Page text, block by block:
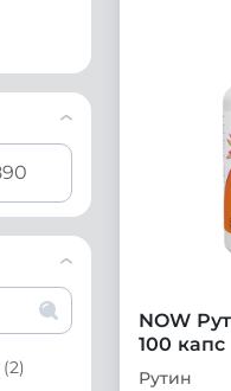
(2)
NOW
100 капс
Рутин